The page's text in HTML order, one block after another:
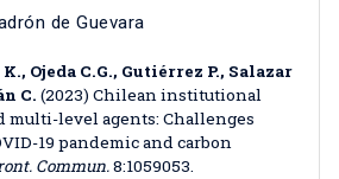
de Guevara
Ojeda C.G., Gutiérrez P., Salazar
C. (2023) Chilean institutional
multi-level agents: Challenges
19 pandemic and carbon
Commun.8:1059053.